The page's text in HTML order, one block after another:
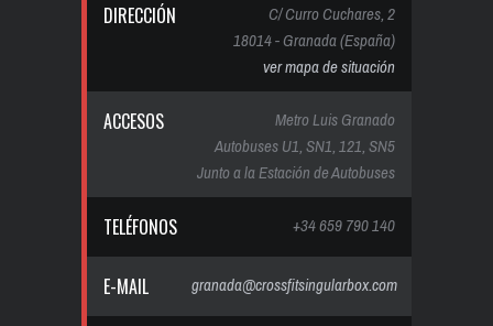
DIRECCIÓN
C/ Curro Cuchares, 2
18014 - Granada (España)
ver mapa de situación
ACCESOS
Metro Luis Granado
Autobuses U1, SN1, 121, SN5
Junto a la Estación de Autobuses
TELÉFONOS +34 659 790 140
E-MAIL granada@crossfitsingularbox.com